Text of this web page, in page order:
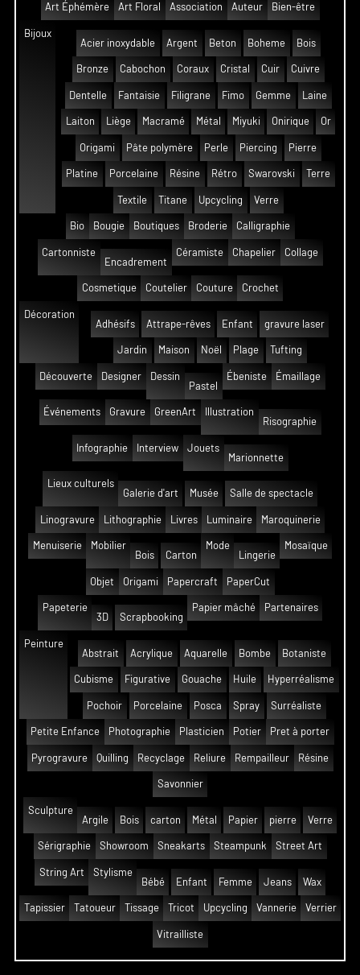
Art Éphémère Art Floral Association Auteur Bien-être
Bijoux
Acier inoxydable
Argent Beton Boheme Bois
Bronze Cabochon Coraux Cristal Cuir Cuivre
Dentelle Fantaisie Filigrane Fimo Gemme Laine
Laiton Liège Macramé Métal Miyuki Onirique Or
Origami Pâte polymère Perle Piercing Pierre
Platine Porcelaine Résine Rétro Swarovski Terre
Textile Titane Upcycling Verre
Bio Bougie Boutiques Broderie Calligraphie
Cartonniste
Encadrement
Céramiste Chapelier Collage
Cosmetique Coutelier Couture Crochet
Décoration
Adhésifs
Attrape-rêves Enfant gravure laser
Jardin Maison Noël Plage Tufting
Découverte Designer
Dessin
Pastel
Ébeniste Émaillage
Événements Gravure GreenArt
Illustration
Risographie
Infographie Interview
Jouets
Marionnette
Lieux culturels
Galerie d'art
Musée Salle de spectacle
Linogravure Lithographie Livres Luminaire Maroquinerie
Menuiserie
Mobilier
Bois
Carton
Mode
Lingerie
Mosaïque
Objet Origami Papercraft PaperCut
Papeterie
3D
Scrapbooking
Papier mâché Partenaires
Peinture
Abstrait
Acrylique Aquarelle Bombe Botaniste
Cubisme Figurative Gouache Huile Hyperréalisme
Pochoir Porcelaine Posca Spray Surréaliste
Petite Enfance Photographie Plasticien Potier Pret à porter
Pyrogravure Quilling Recyclage Reliure Rempailleur Résine
Savonnier
Sculpture
Argile
Bois carton Métal Papier pierre Verre
Sérigraphie Showroom Sneakarts Steampunk Street Art
String Art
Stylisme
Bébé
Enfant Femme Jeans Wax
Tapissier Tatoueur Tissage Tricot Upcycling Vannerie Verrier
Vitrailliste